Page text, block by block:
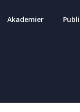
Akademier